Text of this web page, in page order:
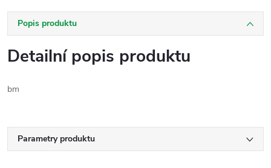
Popis produktu
Detailní popis produktu
bm
Parametry produktu